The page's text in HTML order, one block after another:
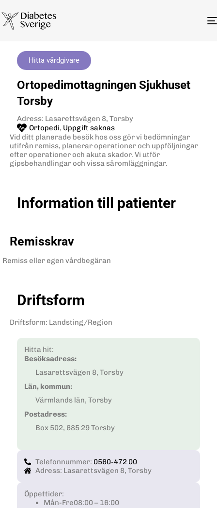
Hitta vårdgivare
Ortopedimottagningen Sjukhuset
Torsby
Adress: Lasarettsvägen 8, Torsby
Ortopedi, Uppgift saknas
Vid ditt planerade besök hos oss gör vi bedömningar
utifrån remiss, planerar operationer och uppföljningar
efter operationer och akuta skador. Vi utför
gipsbehandlingar och vissa såromläggningar.
Information till patienter
Remisskrav
Remiss eller egen vårdbegäran
Driftsform
Driftsform: Landsting/Region
Hitta hit:
Besöksadress:
Lasarettsvägen 8, Torsby
Län, kommun:
Värmlands län, Torsby
Postadress:
Box 502, 685 29 Torsby
Telefonnummer: 0560-472 00
Adress: Lasarettsvägen 8, Torsby
Öppettider:
Mån-Fre08:00 – 16:00